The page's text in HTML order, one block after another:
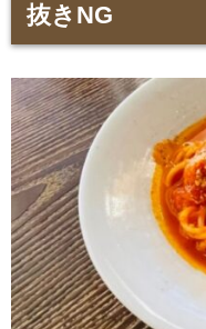
抜きNG